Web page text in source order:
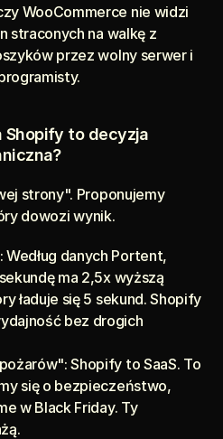
WooCommerce nie widzi
straconych na walkę z
przez wolny serwer i
Shopify to decyzja
strony". Proponujemy
dowozi wynik.
danych Portent,
ma 2,5x wyższą
ładuje się 5 sekund. Shopify
bez drogich
Shopify to SaaS. To
się o bezpieczeństwo,
w Black Friday. Ty